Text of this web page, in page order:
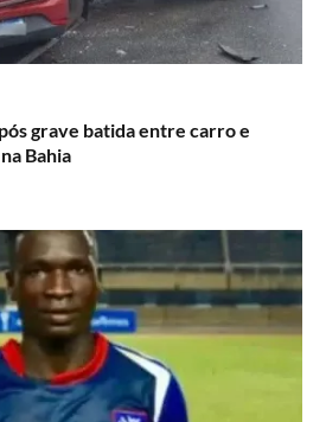
grave batida entre carro e
Bahia